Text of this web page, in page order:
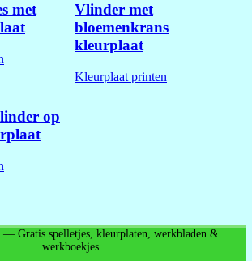
met
Vlinder met
bloemenkrans
kleurplaat
Kleurplaat printen
op
Gratis spelletjes, kleurplaten, werkbladen &
werkboekjes